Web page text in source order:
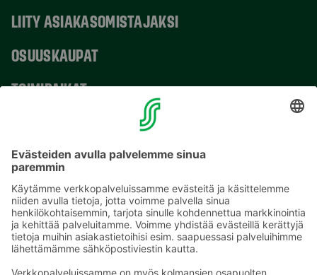
LIITY ASIAKASOMISTAJAKSI
OSUUSKAUPAT
TOIMIPAIKAT
Sähköpostiosoitteet S-ryhmässä ovat muotoa
etunimi.sukunimi@sok.fi